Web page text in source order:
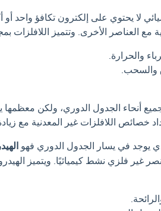
لا يحتوي على إلكترون تكافؤ واحد أو
مع العناصر الأخرى. وتتميز اللافلزات
والحرارة.
والسحب.
يوجد في يسار الجدول الدوري فهو
1، وهو عنصر غير فلزي نشط كيميائيًا. ويتميز